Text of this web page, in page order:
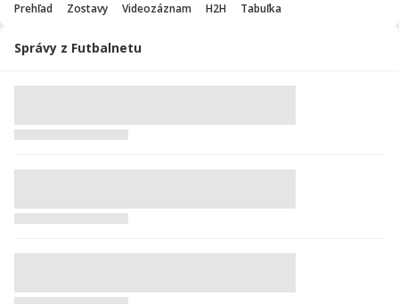
Prehľad Zostavy Videozáznam H2H Tabuľka
Správy z Futbalnetu